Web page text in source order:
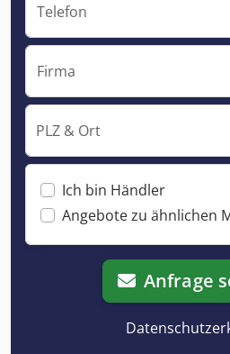
Telefon
Firma
PLZ & Ort
Ich bin Händler
Angebote zu ähnlichen
Anfrage